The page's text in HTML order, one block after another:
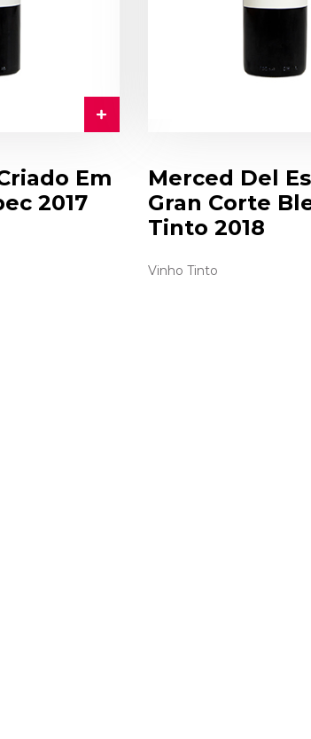
Em
2017
Merced Del
Gran Corte
Tinto 2018
Vinho Tinto